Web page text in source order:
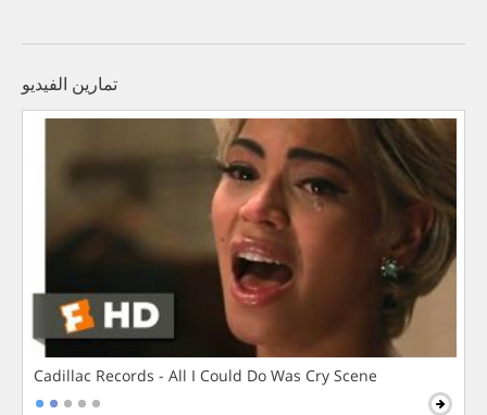
تمارين الفيديو
Cadillac Records - All I Could Do Was Cry Scene